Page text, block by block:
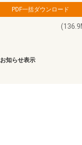
お知らせ表示